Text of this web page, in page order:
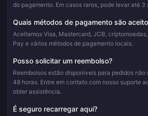
do pagamento. Em casos raros, pode levar até 3
Quais métodos de pagamento são
Aceitamos Visa, Mastercard, JCB,
Pay e vários métodos de pagamento locais.
Posso solicitar um reembolso?
Reembolsos estão disponíveis para pedidos
48 horas. Entre em contato com nosso suporte
obter assistência.
É seguro recarregar aqui?